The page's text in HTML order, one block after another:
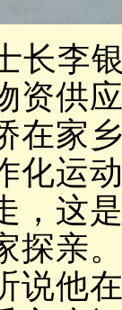
李
资供
在家
化运
，这
探亲
说他